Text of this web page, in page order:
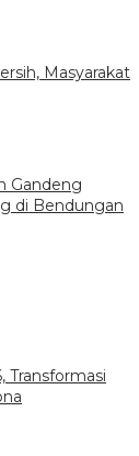
Masyarakat
Gandeng
di Bendungan
Transformasi